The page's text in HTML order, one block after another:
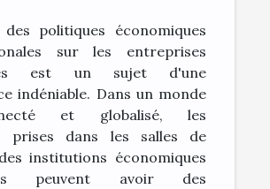
des entreprises
politiques économiques
sur les entreprises
est un sujet d'une
indéniable. Dans un monde
et globalisé, les
prises dans les salles de
institutions économiques
peuvent avoir des